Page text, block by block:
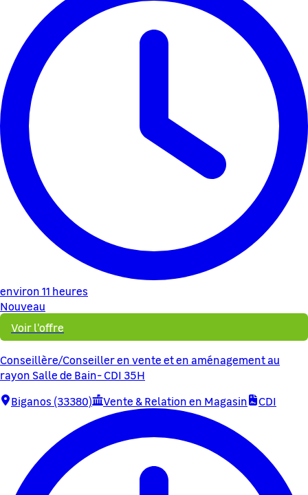
environ 11 heures
Nouveau
Voir l'offre
Conseillère/Conseiller en vente et en aménagement au
rayon Salle de Bain- CDI 35H
Biganos (33380)
Vente & Relation en Magasin CDI